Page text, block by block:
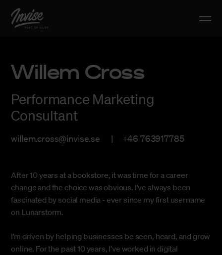
Willem Cross
Performance Marketing
Consultant
willem.cross@invise.se +46 763917785
After 10 years at a bookstore, it was time for a career
change and the choice was obvious. I’ve always been
fascinated by social media - ever since my first username
on Lunarstorm.
I’m driven by helping businesses be seen, heard, and grow
online. For the past 10 years, I’ve worked in digital